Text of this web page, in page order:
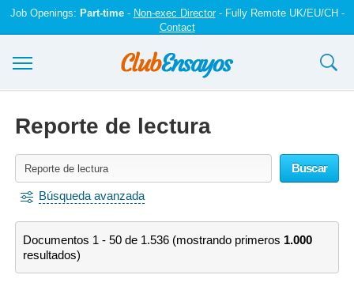
Job Openings: Part-time- Non-exec Director- Fully Remote UK/EU/CH -
Contact
Iniciar sesión
Reporte de lectura
Buscar
Búsqueda avanzada
Documentos 1 - 50 de 1.536 (mostrando primeros 1.000
resultados)